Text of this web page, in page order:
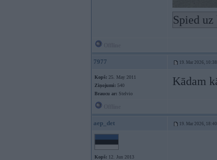
Spied
7977 19. Mar 2026, 10:38
Kopš: 25. May 2011
Ziņojumi: 540
Braucu ar: Stelvio
Kādam
aep_det 19. Mar 2026, 18:40
Kopš: 12. Jun 2013